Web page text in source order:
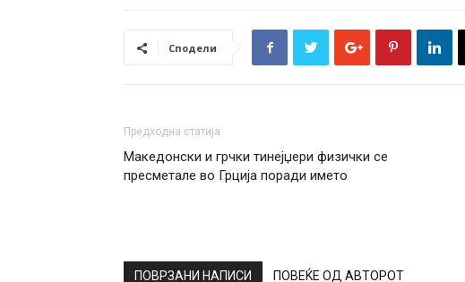
Сподели
Предходна статија
Македонски и грчки тинејџери физички се
пресметале во Грција поради името
ПОВРЗАНИ НАПИСИ ПОВЕЌЕ ОД АВТОРОТ